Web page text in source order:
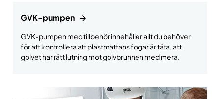
GVK-pumpen
GVK-pumpen med tillbehör innehåller allt du behöver
för att kontrollera att plastmattans fogar är täta, att
golvet har rätt lutning mot golvbrunnen med mera.